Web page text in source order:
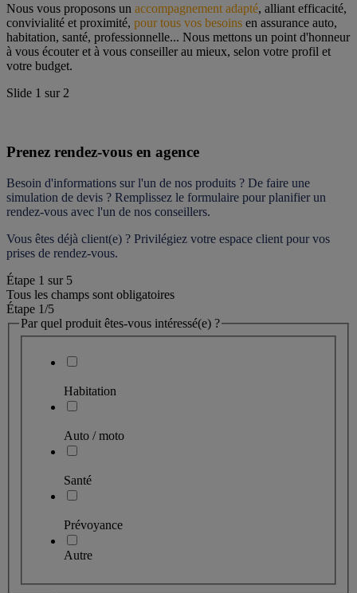
Nous vous proposons un accompagnement adapté, alliant efficacité,
convivialité et proximité, pour tous vos besoins en assurance auto,
habitation, santé, professionnelle... Nous mettons un point d'honneur
à vous écouter et à vous conseiller au mieux, selon votre profil et
votre budget.
Slide 1 sur 2
Prenez rendez-vous en agence
Besoin d'informations sur l'un de nos produits ? De faire une
simulation de devis ? Remplissez le formulaire pour planifier un
rendez-vous avec l'un de nos conseillers.
Vous êtes déjà client(e) ? Privilégiez votre espace client pour vos
prises de rendez-vous.
Étape 1 sur 5
Tous les champs sont obligatoires
Étape 1/5
Par quel produit êtes-vous intéressé(e) ?
Habitation
Auto / moto
Santé
Prévoyance
Autre